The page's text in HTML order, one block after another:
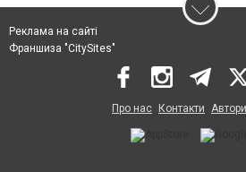
Реклама на сайті
Франшиза "CitySites"
Про нас Контакти